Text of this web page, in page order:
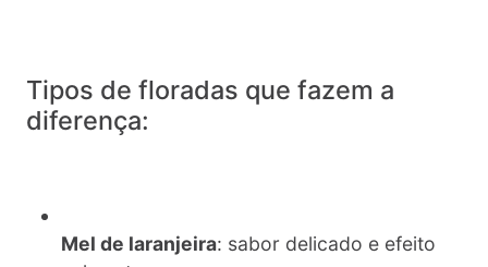
Tipos de floradas que fazem a
diferença:
Mel de laranjeira: sabor delicado e efeito